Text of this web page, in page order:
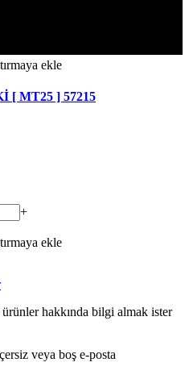
ekle
[ MT25 ] 57215
+
ekle
hakkında bilgi almak ister
veya boş e-posta